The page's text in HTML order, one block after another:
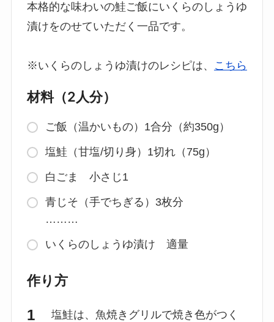
本格的な味わいの鮭ご飯にいくらのしょうゆ
漬けをのせていただく一品です。
※いくらのしょうゆ漬けのレシピは、 こちら
材料（2人分）
ご飯（温かいもの）1合分（約350g）
塩鮭（甘塩/切り身）1切れ（75g）
白ごま 小さじ1
青じそ（手でちぎる）3枚分
………
いくらのしょうゆ漬け 適量
作り方
塩鮭は、魚焼きグリルで焼き色がつく